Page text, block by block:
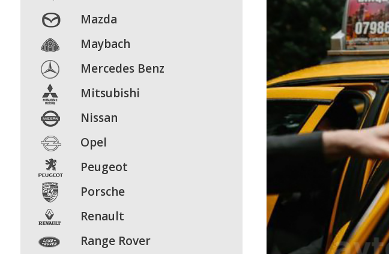
Mazda
Maybach
Mercedes Benz
Mitsubishi
Nissan
Opel
Peugeot
Porsche
Renault
Range Rover